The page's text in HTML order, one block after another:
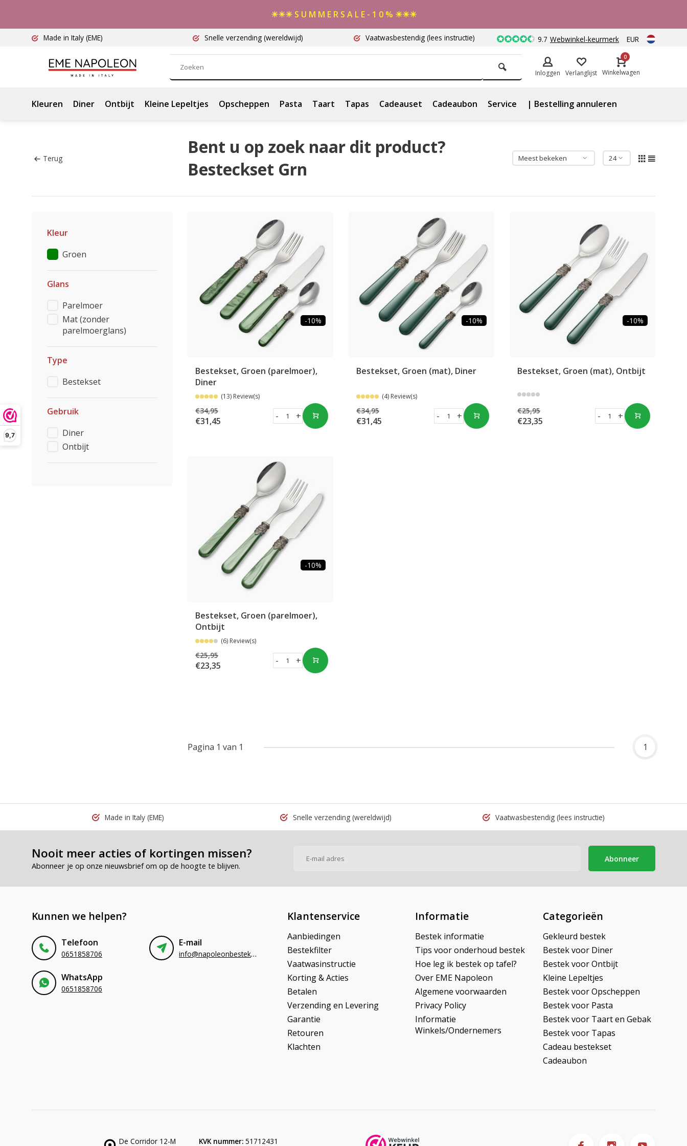
9,7
☀☀☀ S U M M E R S A L E - 1 0 % ☀☀☀
Made in Italy (EME) Snelle verzending (wereldwijd) Vaatwasbestendig (lees instructie) 9.7 Webwinkel-keurmerk EUR
Inloggen Verlanglijst
0
Winkelwagen
Kleuren Diner Ontbijt Kleine Lepeltjes Opscheppen Pasta Taart Tapas Cadeauset Cadeaubon Service | Bestelling annuleren
Terug
Bent u op zoek naar dit product?
Besteckset Grn
Kleur
Groen
Glans
Parelmoer
Mat (zonder
parelmoerglans)
Type
Bestekset
Gebruik
Diner
Ontbijt
-10%
Bestekset, Groen (parelmoer),
Diner
(13) Review(s)
€34,95
€31,45 +
-
-10%
Bestekset, Groen (mat), Diner
(4) Review(s)
€34,95
€31,45 +
-
-10%
Bestekset, Groen (mat), Ontbijt
€25,95
€23,35 +
-
-10%
Bestekset, Groen (parelmoer),
Ontbijt
(6) Review(s)
€25,95
€23,35 +
-
Pagina 1 van 1 1
Made in Italy (EME) Snelle verzending (wereldwijd) Vaatwasbestendig(lees instructie)
Nooit meer acties of kortingen missen?
Abonneer je op onze nieuwsbrief om op de hoogte te blijven.
Abonneer
Kunnen we helpen?
Telefoon
0651858706
E-mail
info@napoleonbestek.nl
WhatsApp
0651858706
Klantenservice
Aanbiedingen
Bestekfilter
Vaatwasinstructie
Korting & Acties
Betalen
Verzending en Levering
Garantie
Retouren
Klachten
Informatie
Bestek informatie
Tips voor onderhoud bestek
Hoe leg ik bestek op tafel?
Over EME Napoleon
Algemene voorwaarden
Privacy Policy
Informatie
Winkels/Ondernemers
Categorieën
Gekleurd bestek
Bestek voor Diner
Bestek voor Ontbijt
Kleine Lepeltjes
Bestek voor Opscheppen
Bestek voor Pasta
Bestek voor Taart en Gebak
Bestek voor Tapas
Cadeau bestekset
Cadeaubon
De Corridor 12-M KVK nummer: 51712431